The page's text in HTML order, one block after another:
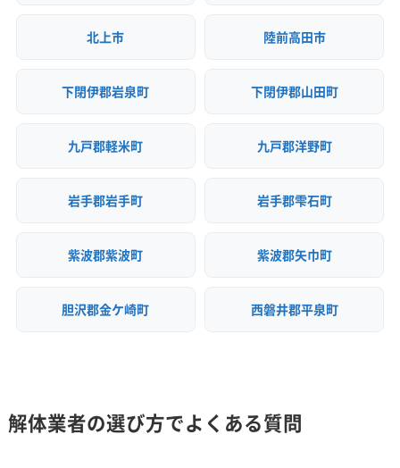
北上市 陸前高田市
下閉伊郡岩泉町 下閉伊郡山田町
九戸郡軽米町 九戸郡洋野町
岩手郡岩手町 岩手郡雫石町
紫波郡紫波町 紫波郡矢巾町
胆沢郡金ケ崎町 西磐井郡平泉町
解体業者の選び方でよくある質問